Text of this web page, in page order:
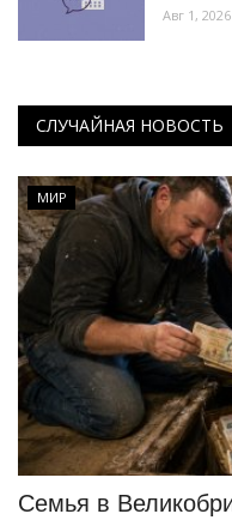
Авг 1, 2026
СЛУЧАЙНАЯ НОВОСТЬ
МИР
Семья в